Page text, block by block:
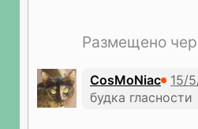
Размещено
CosMoNiac
будка